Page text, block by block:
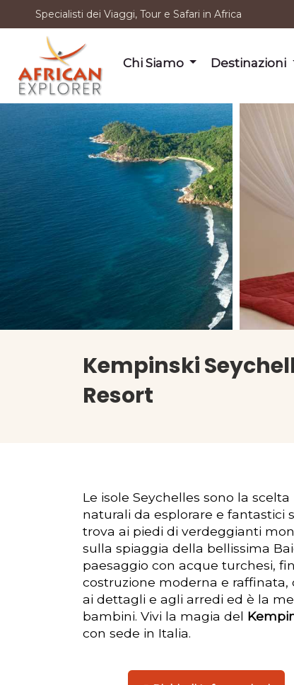
Specialisti dei Viaggi, Tour e Safari in Africa
Chi Siamo Destinazioni
Kempinski
Resort
L e isole Seychelles sono la
naturali da esplorare e fantastici
trova ai piedi di verdeggianti
sulla spiaggia della bellissima
paesaggio con acque turchesi,
costruzione moderna e
ai dettagli e agli arredi ed è la
bambini. Vivi la magia del
con sede in Italia.